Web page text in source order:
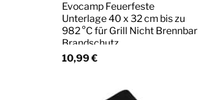
Evocamp Feuerfeste
Unterlage 40 x 32 cm bis zu
982 °C für Grill Nicht Brennbar
Brandschutz
10,99 €